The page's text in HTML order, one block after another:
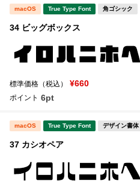
macOS True Type Font 角ゴシック
34 ビッグボックス
標準価格（税込） ¥660
ポイント 6pt
macOS True Type Font デザイン書体
37 カシオペア